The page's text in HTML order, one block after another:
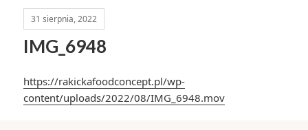
31 sierpnia, 2022
IMG_6948
https://rakickafoodconcept.pl/wp-
content/uploads/2022/08/IMG_6948.mov